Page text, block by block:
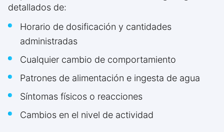
detallados de:
Horario de dosificación y cantidades
administradas
Cualquier cambio de comportamiento
Patrones de alimentación e ingesta de agua
Síntomas físicos o reacciones
Cambios en el nivel de actividad